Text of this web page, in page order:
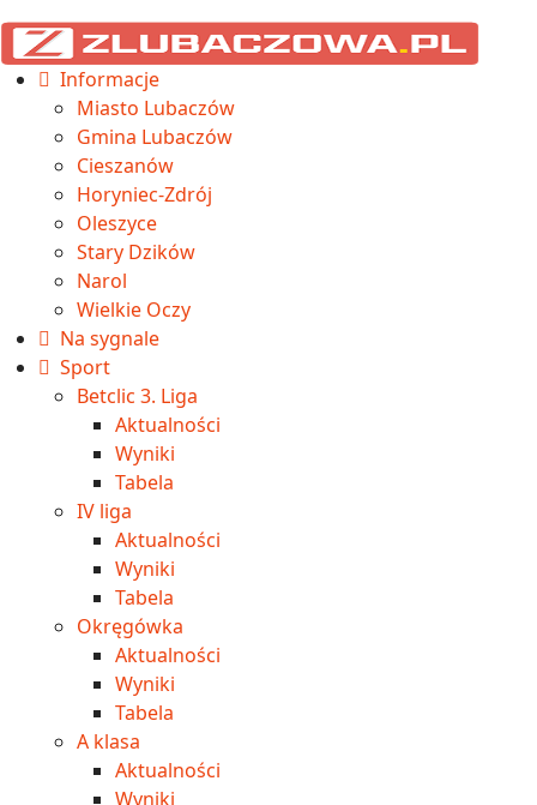
Informacje
Miasto Lubaczów
Gmina Lubaczów
Cieszanów
Horyniec-Zdrój
Oleszyce
Stary Dzików
Narol
Wielkie Oczy
Na sygnale
Sport
Betclic 3. Liga
Aktualności
Wyniki
Tabela
IV liga
Aktualności
Wyniki
Tabela
Okręgówka
Aktualności
Wyniki
Tabela
A klasa
Aktualności
Wyniki